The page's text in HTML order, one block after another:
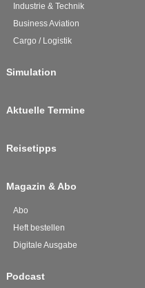
Industrie & Technik
Business Aviation
Cargo / Logistik
Simulation
Aktuelle Termine
Reisetipps
Magazin & Abo
Abo
Heft bestellen
Digitale Ausgabe
Podcast